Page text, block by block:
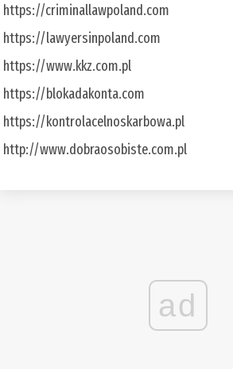
https://criminallawpoland.com
https://lawyersinpoland.com
https://www.kkz.com.pl
https://blokadakonta.com
https://kontrolacelnoskarbowa.pl
http://www.dobraosobiste.com.pl
ad